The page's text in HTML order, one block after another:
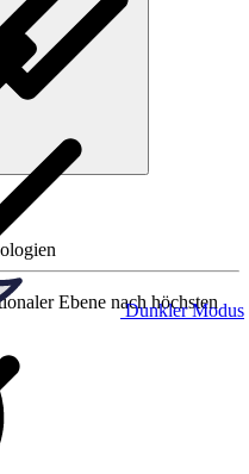
Dunkler Modus
Ebene nach höchsten